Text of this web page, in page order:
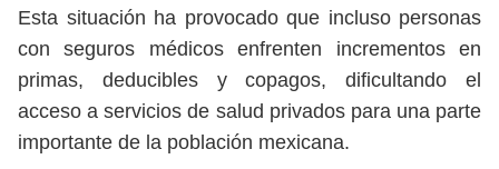
Esta situación ha provocado que incluso personas
con seguros médicos enfrenten incrementos en
primas, deducibles y copagos, dificultando el
acceso a servicios de salud privados para una parte
importante de la población mexicana.